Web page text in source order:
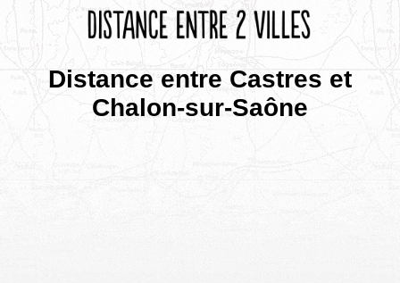
Distance entre Castres et
Chalon-sur-Saône